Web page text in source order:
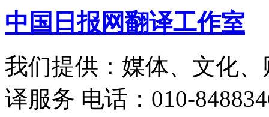
中国日报网翻译工作室
我们提供：媒体、文化
译服务 电话：010-